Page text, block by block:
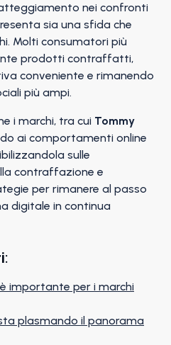
nei confronti
sia una sfida che
Molti consumatori più
prodotti contraffatti,
conveniente e rimanendo
più ampi.
i marchi, tra cui Tommy
ai comportamenti online
sulle
contraffazione e
per rimanere al passo
digitale in continua
:
importante per i marchi
plasmando il panorama